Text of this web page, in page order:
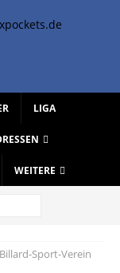
LIGA
WEITERE
Billard-Sport-Verein